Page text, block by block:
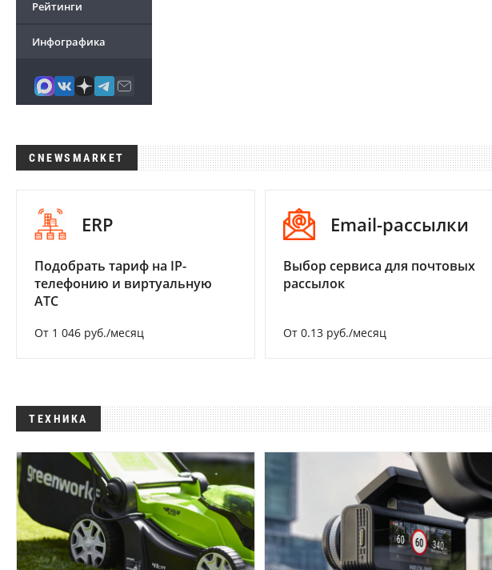
Рейтинги
Инфографика
CNEWSMARKET
ERP
Подобрать тариф на IP-
телефонию и виртуальную
АТС
От 1 046 руб./месяц
Email-рассылки
Выбор сервиса для почтовых
рассылок
От 0.13 руб./месяц
ТЕХНИКА